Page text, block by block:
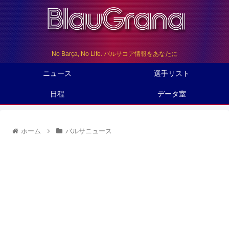
No Barça, No Life. バルサコア情報をあなたに
ニュース 選手リスト
日程 データ室
ホーム バルサニュース